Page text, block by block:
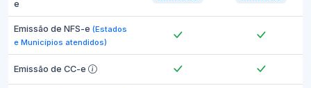
e
Emissão de NFS-e (Estados
e Municípios atendidos)
Emissão de CC-e